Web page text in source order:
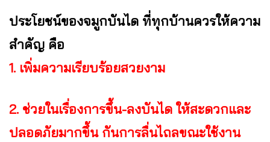
ประโยชน์ของจมูกบันได ที่ทุกบ้านควรให้ความ
สำคัญ คือ
1. เพิ่มความเรียบร้อยสวยงาม
2. ช่วยในเรื่องการขึ้น-ลงบันได ให้สะดวกและ
ปลอดภัยมากขึ้น กันการลื่นไถลขณะใช้งาน